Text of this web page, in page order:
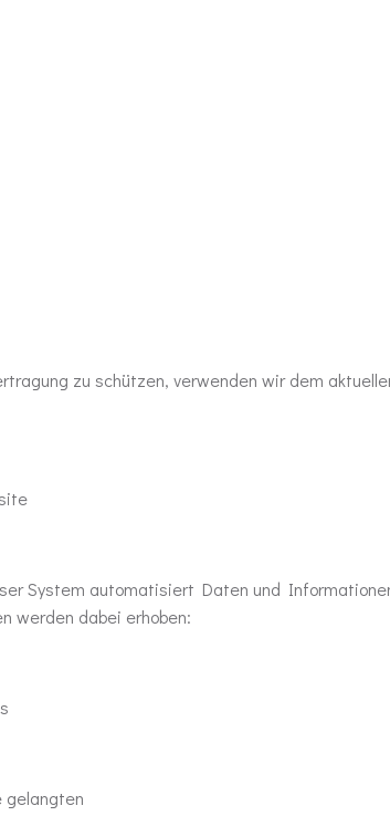
zu schützen, verwenden wir dem
System automatisiert Daten und
werden dabei erhoben:
gelangten